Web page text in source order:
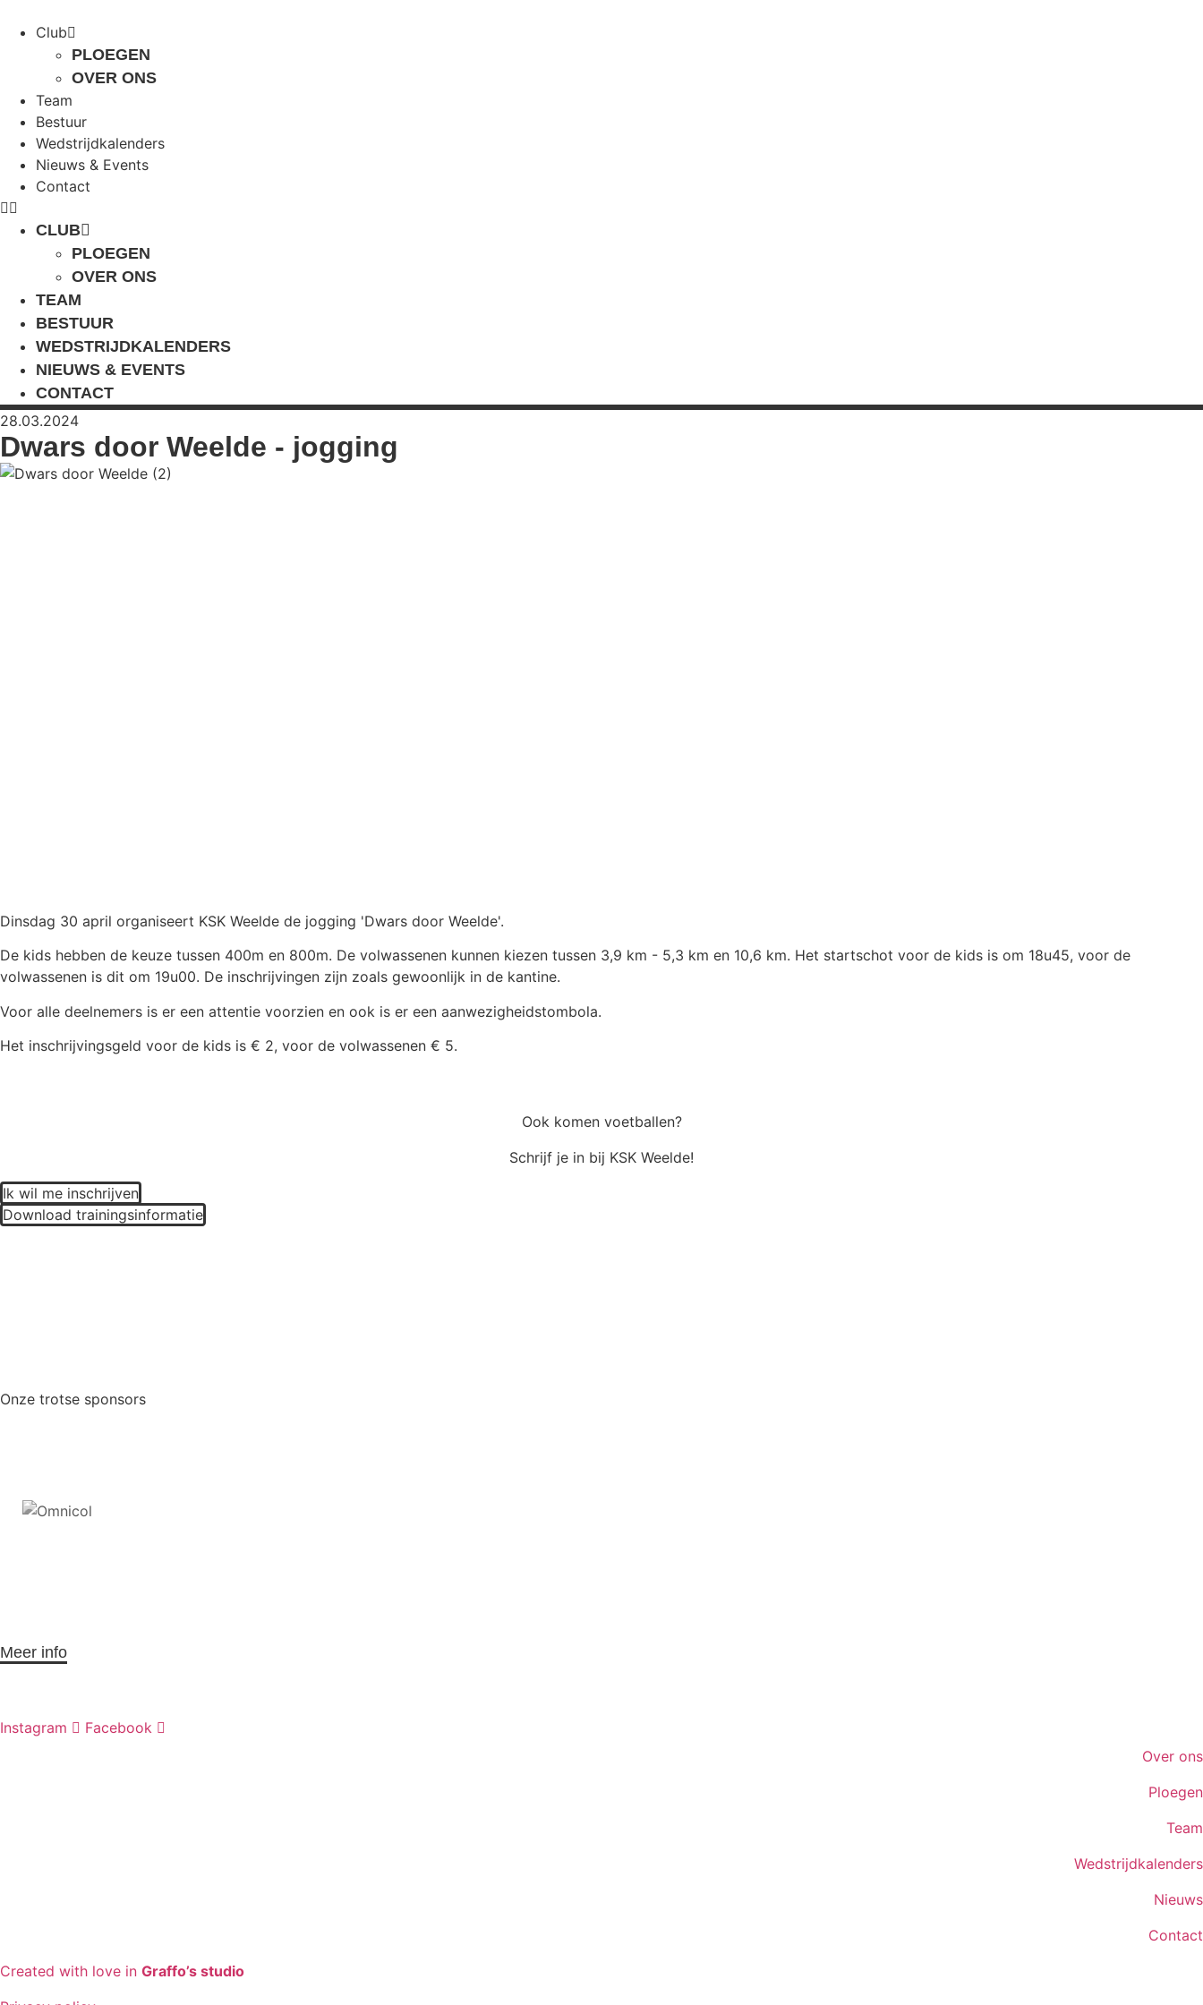
Club
PLOEGEN
OVER ONS
Team
Bestuur
Wedstrijdkalenders
Nieuws & Events
Contact
CLUB
PLOEGEN
OVER ONS
TEAM
BESTUUR
WEDSTRIJDKALENDERS
NIEUWS & EVENTS
CONTACT
28.03.2024
Dwars door Weelde - jogging
Dinsdag 30 april organiseert KSK Weelde de jogging 'Dwars door Weelde'.
De kids hebben de keuze tussen 400m en 800m. De volwassenen kunnen kiezen tussen 3,9 km - 5,3 km en 10,6 km. Het startschot voor de kids is om 18u45, voor de
volwassenen is dit om 19u00. De inschrijvingen zijn zoals gewoonlijk in de kantine.
Voor alle deelnemers is er een attentie voorzien en ook is er een aanwezigheidstombola.
Het inschrijvingsgeld voor de kids is € 2, voor de volwassenen € 5.
Ook komen voetballen?
Schrijf je in bij KSK Weelde!
Ik wil me inschrijven
Download trainingsinformatie
Onze trotse sponsors
Meer info
Instagram
Facebook
Over ons
Ploegen
Team
Wedstrijdkalenders
Nieuws
Contact
Created with love in Graffo’s studio